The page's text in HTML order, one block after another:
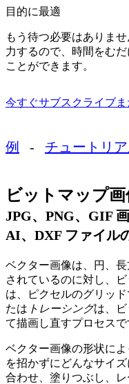
目的に最適
もう待つ必要はありま
力するので、時間をむ
ことができます。
今すぐサブスクライブま
例 - チュートリ
ビットマップ
JPG、PNG、GIF
AI、DXF ファイル
ベクター画像は、円、
されているのに対し、
は、ピクセルのグリッド
たは トレーシングは、
て描画し直すプロセスで
ベクター画像の形状に
を招かずにどんなサイ
合わせ、塗りつぶし、